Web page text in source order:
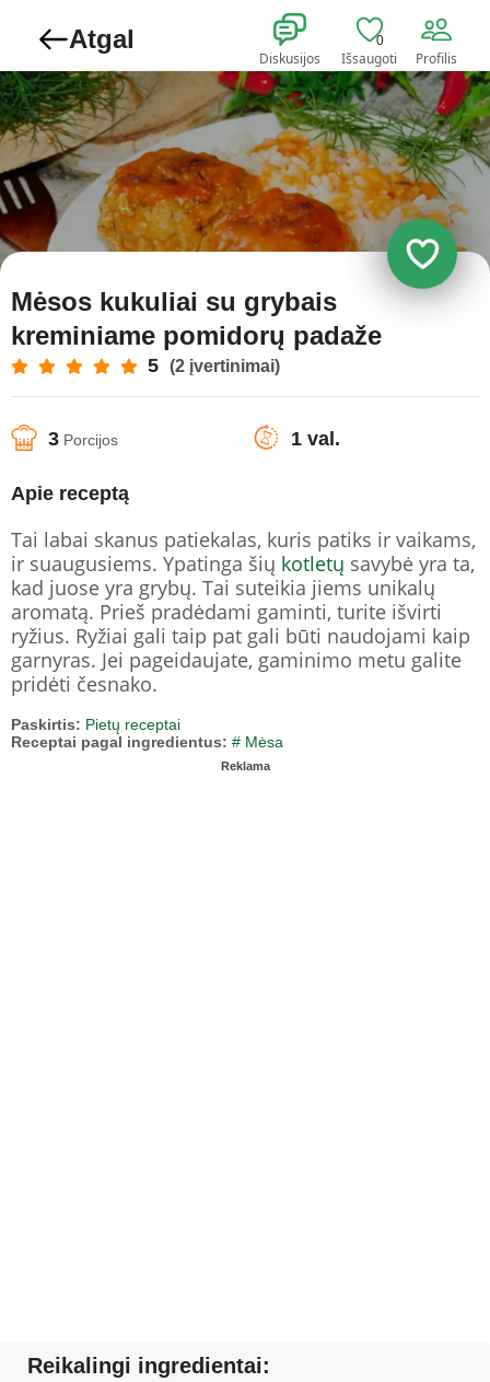
Atgal
Diskusijos
0
Išsaugoti Profilis
Mėsos kukuliai su grybais
kreminiame pomidorų padaže
5 (2 įvertinimai)
3 Porcijos 1 val.
Apie receptą
Tai labai skanus patiekalas, kuris patiks ir vaikams,
ir suaugusiems. Ypatinga šių kotletų savybė yra ta,
kad juose yra grybų. Tai suteikia jiems unikalų
aromatą. Prieš pradėdami gaminti, turite išvirti
ryžius. Ryžiai gali taip pat gali būti naudojami kaip
garnyras. Jei pageidaujate, gaminimo metu galite
pridėti česnako.
Paskirtis: Pietų receptai
Receptai pagal ingredientus: # Mėsa
Reklama
Reikalingi ingredientai: